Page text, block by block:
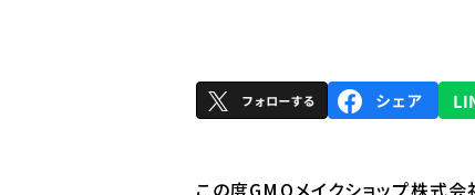
この度GMOメイクショップ株式会